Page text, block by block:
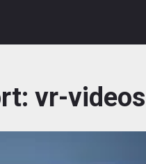
vr-videos